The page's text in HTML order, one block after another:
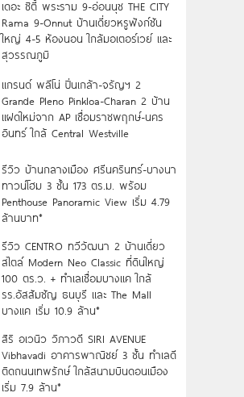
เดอะ ซิตี้ พระราม 9-อ่อนนุช THE CITY
Rama 9-Onnut บ้านเดี่ยวหรูฟังก์ชัน
ใหญ่ 4-5 ห้องนอน ใกล้มอเตอร์เวย์ และ
สุวรรณภูมิ
แกรนด์ พลีโน่ ปิ่นเกล้า-จรัญฯ 2
Grande Pleno Pinkloa-Charan 2 บ้าน
แฝดใหม่จาก AP เชื่อมราชพฤกษ์-นคร
อินทร์ ใกล้ Central Westville
รีวิว บ้านกลางเมือง ศรีนครินทร์-บางนา
ทาวน์โฮม 3 ชั้น 173 ตร.ม. พร้อม
Penthouse Panoramic View เริ่ม 4.79
ล้านบาท*
รีวิว CENTRO ทวีวัฒนา 2 บ้านเดี่ยว
สไตล์ Modern Neo Classic ที่ดินใหญ่
100 ตร.ว. + ทำเลเชื่อมบางแค ใกล้
รร.อัสสัมชัญ ธนบุรี และ The Mall
บางแค เริ่ม 10.9 ล้าน*
สิริ อเวนิว วิภาวดี SIRI AVENUE
Vibhavadi อาคารพาณิชย์ 3 ชั้น ทำเลดี
ติดถนนเทพรักษ์ ใกล้สนามบินดอนเมือง
เริ่ม 7.9 ล้าน*